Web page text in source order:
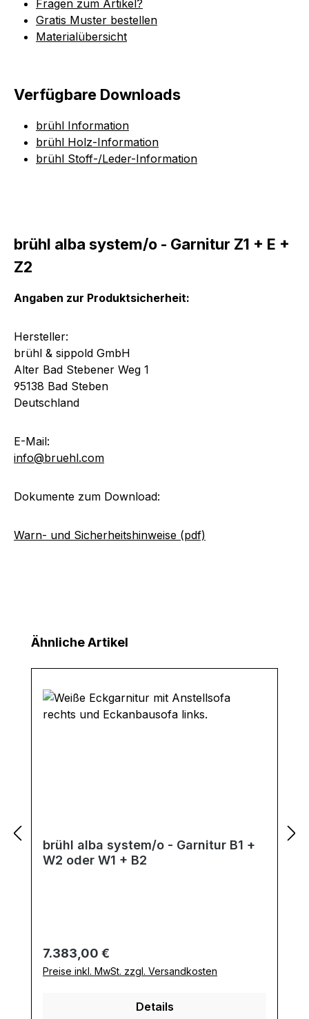
Fragen zum Artikel?
Gratis Muster bestellen
Materialübersicht
Verfügbare Downloads
brühl Information
brühl Holz-Information
brühl Stoff-/Leder-Information
brühl alba system/o - Garnitur Z1 + E +
Z2
Angaben zur Produktsicherheit:
Hersteller:
brühl & sippold GmbH
Alter Bad Stebener Weg 1
95138 Bad Steben
Deutschland
E-Mail:
info@bruehl.com
Dokumente zum Download:
Warn- und Sicherheitshinweise (pdf)
Produktgalerie überspringen
Ähnliche Artikel
brühl alba system/o - Garnitur B1 +
W2 oder W1 + B2
Regulärer Preis:
7.383,00 €
Preise inkl. MwSt. zzgl. Versandkosten
Details